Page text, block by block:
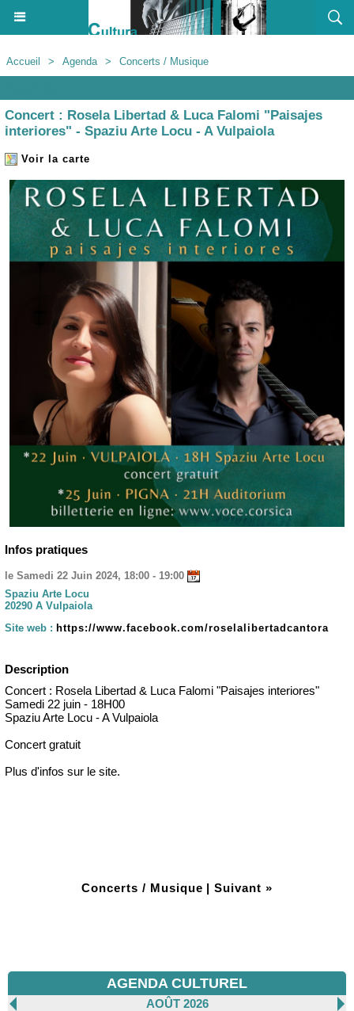
Accueil > Agenda > Concerts / Musique
Concert : Rosela Libertad & Luca Falomi "Paisajes
interiores" - Spaziu Arte Locu - A Vulpaiola
Voir la carte
Infos pratiques
le Samedi 22 Juin 2024, 18:00 - 19:00
Spaziu Arte Locu
20290 A Vulpaiola
Site web : https://www.facebook.com/roselalibertadcantora
Description
Concert : Rosela Libertad & Luca Falomi "Paisajes interiores"
Samedi 22 juin - 18H00
Spaziu Arte Locu - A Vulpaiola
Concert gratuit
Plus d'infos sur le site.
Concerts / Musique | Suivant »
AGENDA CULTUREL
AOÛT 2026